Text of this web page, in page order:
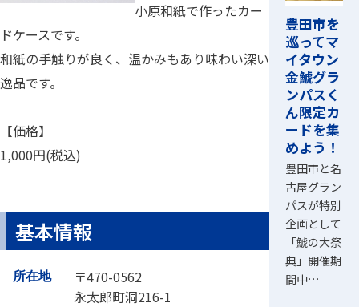
小原和紙で作ったカー
ドケースです。
和紙の手触りが良く、温かみもあり味わい深い
逸品です。
【価格】
1,000円(税込)
基本情報
所在地
〒470-0562
永太郎町洞216-1
豊田市を
巡ってマ
イタウン
金鯱グラ
ンパスく
ん限定カ
ードを集
めよう！
豊田市と名
古屋グラン
パスが特別
企画として
「鯱の大祭
典」開催期
間中…